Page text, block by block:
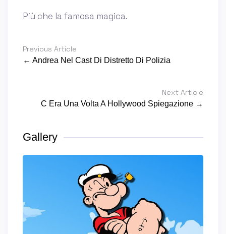
Più che la famosa magica.
Previous Article
← Andrea Nel Cast Di Distretto Di Polizia
Next Article
C Era Una Volta A Hollywood Spiegazione →
Gallery